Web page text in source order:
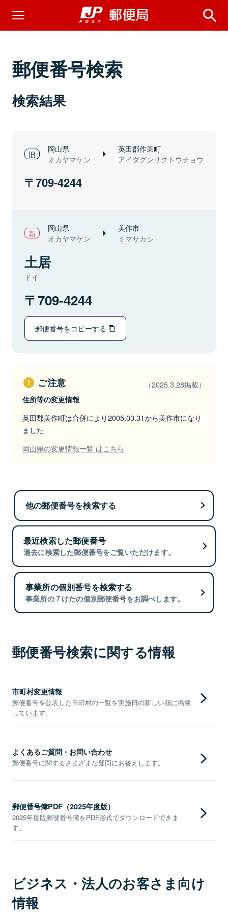
郵便番号検索
検索結果
岡山県
オカヤマケン
英田郡作東町
アイダグンサクトウチョウ
709-4244
岡山県
オカヤマケン
美作市
ミマサカシ
土居
ドイ
709-4244
郵便番号をコピーする
ご注意 （2025.3.28掲載）
住所等の変更情報
英田郡美作町は合併により2005.03.31から美作市になり
ました
岡山県の変更情報一覧 はこちら
他の郵便番号を検索する
最近検索した郵便番号
過去に検索した郵便番号をご覧いただけます。
事業所の個別番号を検索する
事業所の７けたの個別郵便番号をお調べします。
郵便番号検索に関する情報
市町村変更情報
郵便番号を公表した市町村の一覧を実施日の新しい順に掲載
しています。
よくあるご質問・お問い合わせ
郵便番号に関するさまざまな疑問にお答えします。
郵便番号簿PDF（2025年度版）
2025年度版郵便番号簿をPDF形式でダウンロードできま
す。
ビジネス・法人のお客さま向け
情報